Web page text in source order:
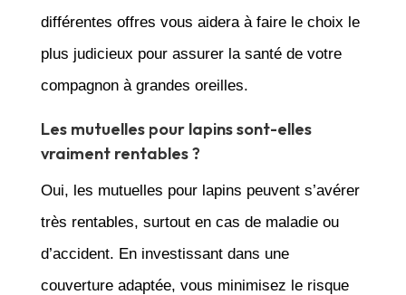
différentes offres vous aidera à faire le choix le
plus judicieux pour assurer la santé de votre
compagnon à grandes oreilles.
Les mutuelles pour lapins sont-elles
vraiment rentables ?
Oui, les mutuelles pour lapins peuvent s’avérer
très rentables, surtout en cas de maladie ou
d’accident. En investissant dans une
couverture adaptée, vous minimisez le risque